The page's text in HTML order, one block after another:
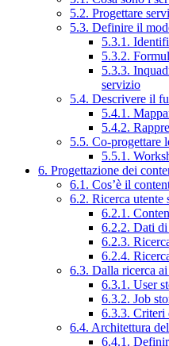
5.2. Progettare
5.3. Definire il
5.3.1.
5.3.2.
5.3.3.
servizio
5.4. Descrivere il
5.4.1.
5.4.2.
5.5. Co-progettare
5.5.1.
6. Progettazione dei
6.1. Cos’è il
6.2. Ricerca
6.2.1.
6.2.2. Dati
6.2.3.
6.2.4.
6.3. Dalla ricerca
6.3.1. User
6.3.2. Job
6.3.3. Criteri
6.4. Architettura
6.4.1.